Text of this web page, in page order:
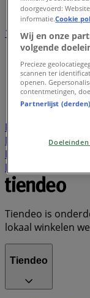
1 345
22
Lidl
Dirk Plus
Action
Albert
Wibra
Poiesz
Markt
Zara
Kwantum
Kik
Tiendeo is
lokaal winkelen
Tiendeo
doorgevoerd:
informatie.Cookie
Wij en onze
volgende
Precieze
scannen ter
openen.
contentmetingen,
Partnerlijst (derden)